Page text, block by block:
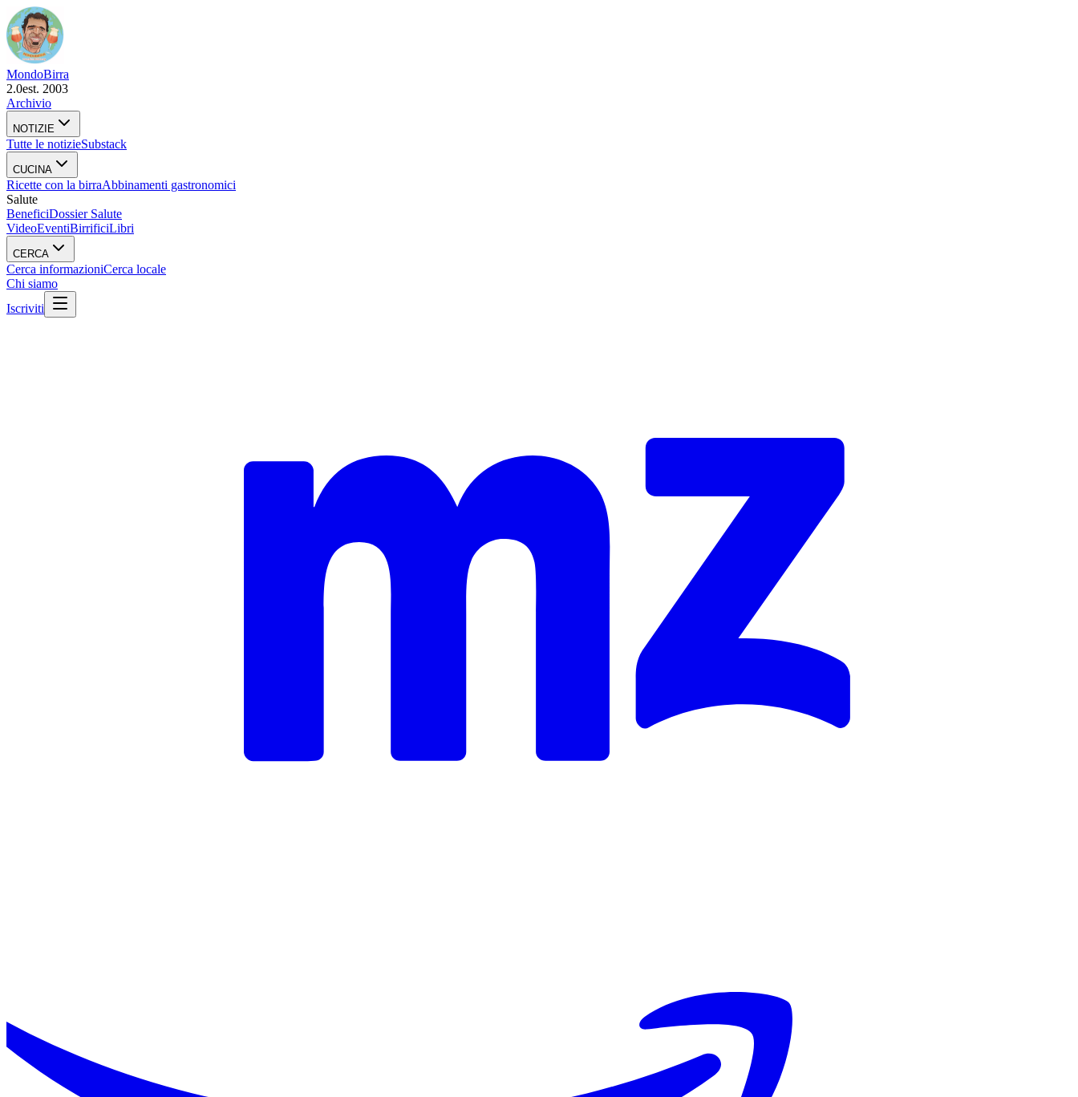
MondoBirra
2.0est. 2003
Archivio
NOTIZIE
Tutte le notizieSubstack
CUCINA
Ricette con la birraAbbinamenti gastronomici
Salute
BeneficiDossier Salute
VideoEventiBirrificiLibri
CERCA
Cerca informazioniCerca locale
Chi siamo
Iscriviti